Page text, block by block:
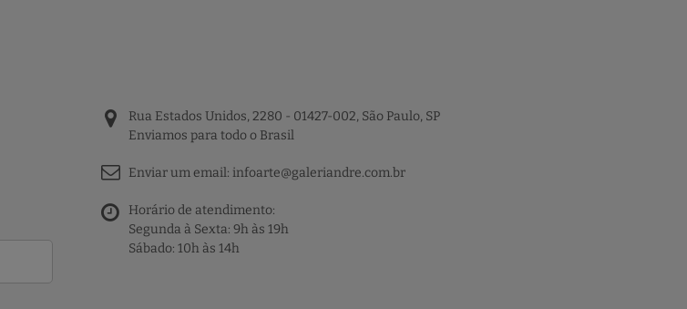
Rua Estados Unidos, 2280 - 01427-002, São Paulo, SP
Enviamos para todo o Brasil
Enviar um email: infoarte@galeriandre.com.br
Horário de atendimento:
Segunda à Sexta: 9h às 19h
Sábado: 10h às 14h